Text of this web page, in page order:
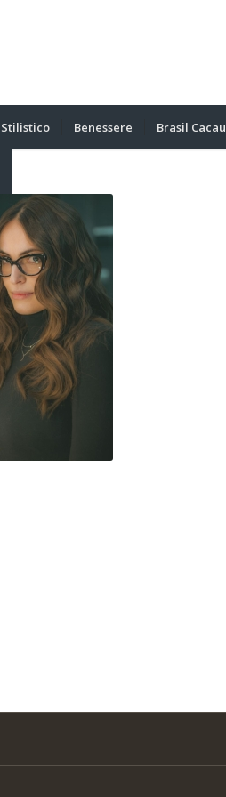
Stilistico Benessere Brasil Cacau